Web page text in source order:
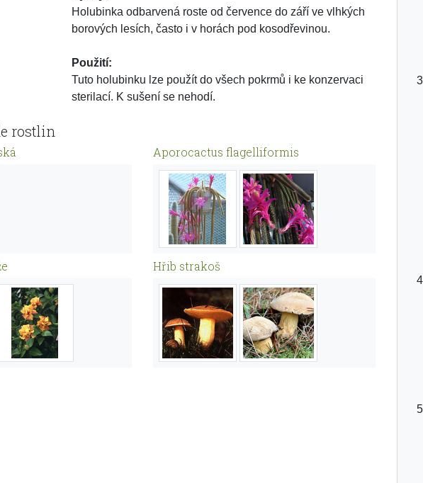
Holubinka odbarvená roste od července do září ve vlhkých
borových lesích, často i v horách pod kosodřevinou.
Použití:
Tuto holubinku lze použít do všech pokrmů i ke konzervaci
sterilací. K sušení se nehodí.
rostlin
Aporocactus flagelliformis
Hřib strakoš